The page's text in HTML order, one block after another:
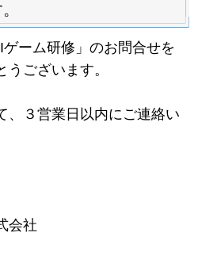
ーム研修」のお問合せを
ございます。
、３営業日以内にご連絡い
会社